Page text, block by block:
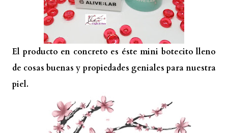
El producto en concreto es éste mini botecito lleno
de cosas buenas y propiedades geniales para nuestra
piel.